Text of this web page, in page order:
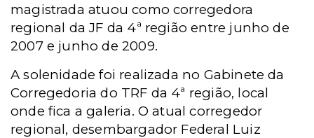
magistrada atuou como corregedora
regional da JF da 4ª região entre junho de
2007 e junho de 2009.
A solenidade foi realizada no Gabinete da
Corregedoria do TRF da 4ª região, local
onde fica a galeria. O atual corregedor
regional, desembargador Federal Luiz